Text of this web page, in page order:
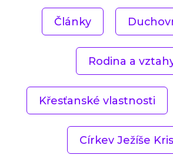
Články
Rodina a
Křesťanské vlastnosti
Církev Ježíše